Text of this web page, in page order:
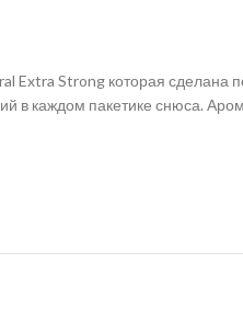
Extra Strong которая сделана
в каждом пакетике снюса.